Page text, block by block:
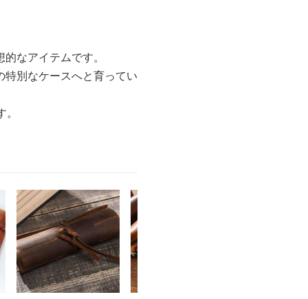
なアイテムです。
別なケースへと育ってい